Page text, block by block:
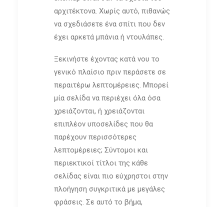
αρχιτέκτονα. Χωρίς αυτό, πιθανώς
να σχεδιάσετε ένα σπίτι που δεν
έχει αρκετά μπάνια ή ντουλάπες.
Ξεκινήστε έχοντας κατά νου το
γενικό πλαίσιο πριν περάσετε σε
περαιτέρω λεπτομέρειες. Μπορεί
μία σελίδα να περιέχει όλα όσα
χρειάζονται, ή χρειάζονται
επιπλέον υποσελίδες που θα
παρέχουν περισσότερες
λεπτομέρειες; Σύντομοι και
περιεκτικοί τίτλοι της κάθε
σελίδας είναι πιο εύχρηστοι στην
πλοήγηση συγκριτικά με μεγάλες
φράσεις. Σε αυτό το βήμα,